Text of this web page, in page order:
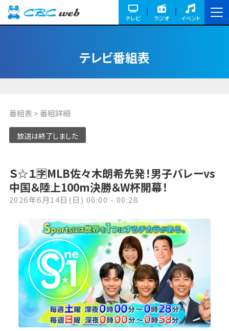
テレビ ラジオ イベント
テレビ番組表
番組表 > 番組詳細
放送は終了しました
Ｓ☆１🈑MLB佐々木朗希先発！男子バレーvs
中国＆陸上100m決勝＆W杯開幕！
2026年6月14日(日) 00:00 - 00:28